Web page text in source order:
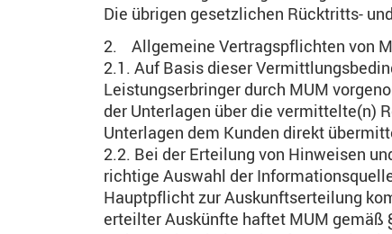
Die übrigen gesetzlichen Rücktritts-
2. Allgemeine Vertragspflichten von
2.1. Auf Basis dieser
Leistungserbringer durch MUM
der Unterlagen über die vermittelte(n)
Unterlagen dem Kunden direkt
2.2. Bei der Erteilung von Hinweisen
richtige Auswahl der
Hauptpflicht zur Auskunftserteilung
erteilter Auskünfte haftet MUM gemäß